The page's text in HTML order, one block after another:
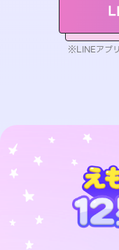
※LINEアプ